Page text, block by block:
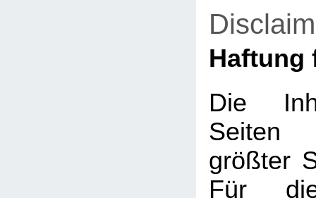
Haftung
Die
Seiten
größter
Für